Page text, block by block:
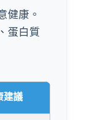
健康。
蛋白質
建議